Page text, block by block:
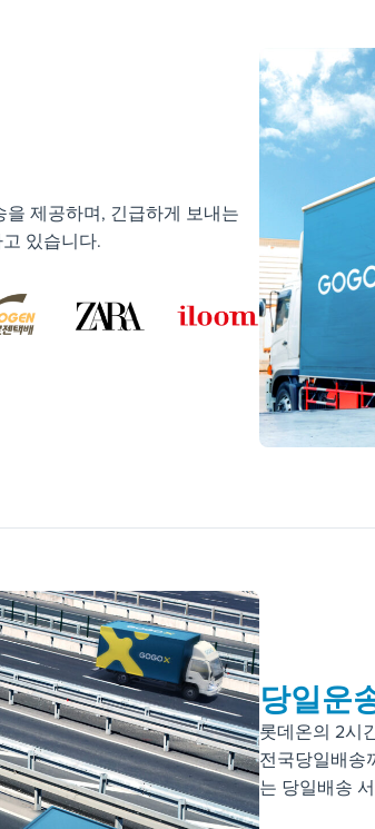
제공하며, 긴급하게 보내는
있습니다.
당일운
롯데온의 2시
전국당일배송
는 당일배송